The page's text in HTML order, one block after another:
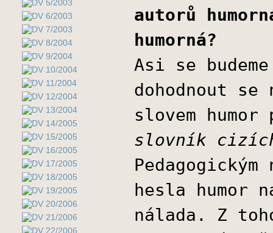
autorů
humorná?
Asi se
dohodnout se
slovem
slovník
hesla humor
nálada. Z